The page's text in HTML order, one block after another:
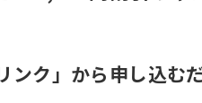
ンク」から申し込む